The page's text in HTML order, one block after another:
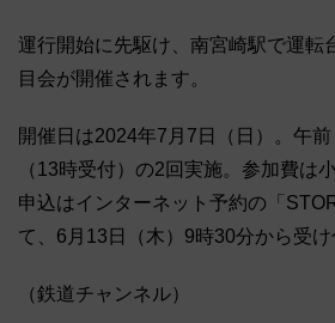
運行開始に先駆け、南宮崎駅で運転
目会が開催されます。
開催日は2024年7月7日（日）。午
（13時受付）の2回実施。参加費は
申込はインターネット予約の「
て、6月13日（木）9時30分から受け
（鉄道チャンネル）